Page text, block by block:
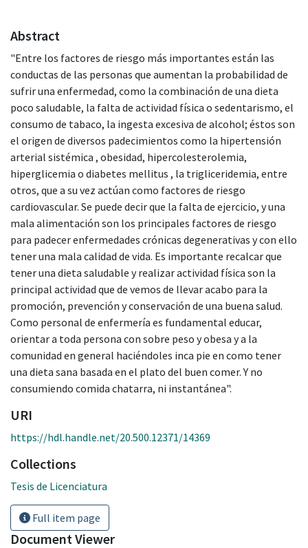
Abstract
"Entre los factores de riesgo más importantes están las
conductas de las personas que aumentan la probabilidad de
sufrir una enfermedad, como la combinación de una dieta
poco saludable, la falta de actividad física o sedentarismo, el
consumo de tabaco, la ingesta excesiva de alcohol; éstos son
el origen de diversos padecimientos como la hipertensión
arterial sistémica , obesidad, hipercolesterolemia,
hiperglicemia o diabetes mellitus , la trigliceridemia, entre
otros, que a su vez actúan como factores de riesgo
cardiovascular. Se puede decir que la falta de ejercicio, y una
mala alimentación son los principales factores de riesgo
para padecer enfermedades crónicas degenerativas y con ello
tener una mala calidad de vida. Es importante recalcar que
tener una dieta saludable y realizar actividad física son la
principal actividad que de vemos de llevar acabo para la
promoción, prevención y conservación de una buena salud.
Como personal de enfermería es fundamental educar,
orientar a toda persona con sobre peso y obesa y a la
comunidad en general haciéndoles inca pie en como tener
una dieta sana basada en el plato del buen comer. Y no
consumiendo comida chatarra, ni instantánea".
URI
https://hdl.handle.net/20.500.12371/14369
Collections
Tesis de Licenciatura
Full item page
Document Viewer